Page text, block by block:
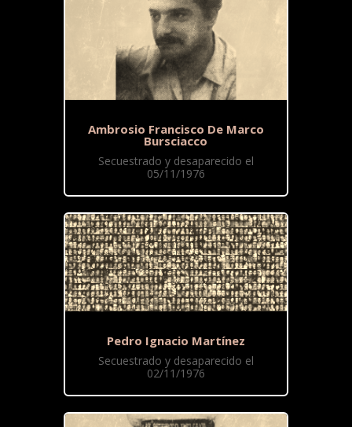
Ambrosio Francisco De Marco
Bursciacco
Secuestrado y desaparecido el
05/11/1976
Pedro Ignacio Martínez
Secuestrado y desaparecido el
02/11/1976